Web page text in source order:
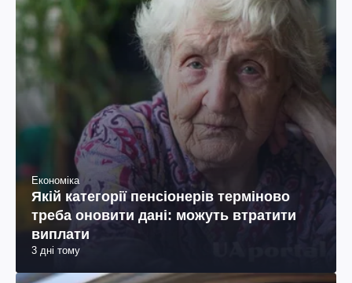
Економіка
Якій категорії пенсіонерів терміново
треба оновити дані: можуть втратити
виплати
3 дні тому